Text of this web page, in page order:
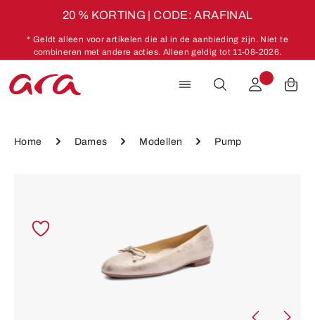
20 % KORTING | CODE: ARAFINAL
* Geldt alleen voor artikelen die al in de aanbieding zijn. Niet te
combineren met andere acties. Alleen geldig tot 11-08-2026.
Home Dames Modellen Pump